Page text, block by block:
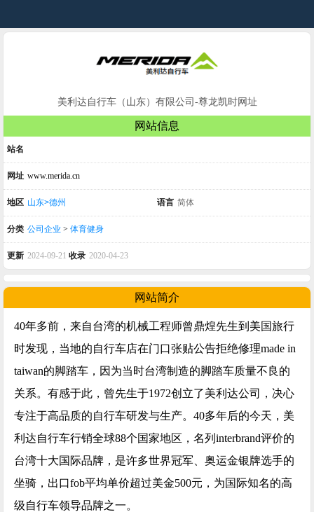
美利达自行车（山东）有限公司-尊龙凯时网址
网站信息
站名
网址 www.merida.cn
地区 山东>德州 语言 简体
分类 公司企业 > 体育健身
更新 2024-09-21 收录 2020-04-23
网站简介
40年多前，来自台湾的机械工程师曾鼎煌先生到美国旅行
时发现，当地的自行车店在门口张贴公告拒绝修理made in
taiwan的脚踏车，因为当时台湾制造的脚踏车质量不良的
关系。有感于此，曾先生于1972创立了美利达公司，决心
专注于高品质的自行车研发与生产。40多年后的今天，美
利达自行车行销全球88个国家地区，名列interbrand评价的
台湾十大国际品牌，是许多世界冠军、奥运金银牌选手的
坐骑，出口fob平均单价超过美金500元，为国际知名的高
级自行车领导品牌之一。